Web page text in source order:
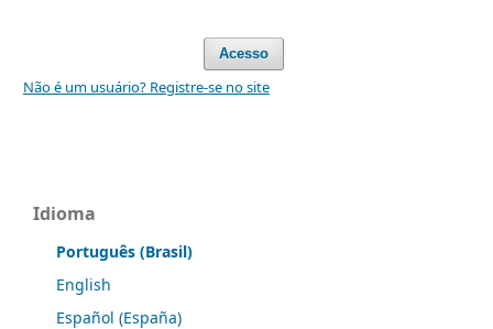
Acesso
Não é um usuário? Registre-se no site
Idioma
Português (Brasil)
English
Español (España)